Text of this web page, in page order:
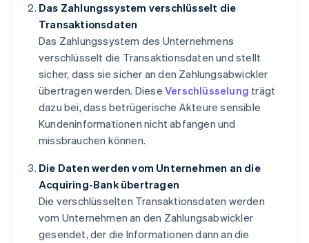
Das Zahlungssystem verschlüsselt die
Transaktionsdaten
Das Zahlungssystem des Unternehmens
verschlüsselt die Transaktionsdaten und stellt
sicher, dass sie sicher an den Zahlungsabwickler
übertragen werden. Diese Verschlüsselung trägt
dazu bei, dass betrügerische Akteure sensible
Kundeninformationen nicht abfangen und
missbrauchen können.
Die Daten werden vom Unternehmen an die
Acquiring-Bank übertragen
Die verschlüsselten Transaktionsdaten werden
vom Unternehmen an den Zahlungsabwickler
gesendet, der die Informationen dann an die